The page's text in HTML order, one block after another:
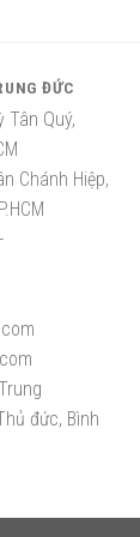
ĐỨC
Quý,
Chánh Hiệp,
đức, Bình